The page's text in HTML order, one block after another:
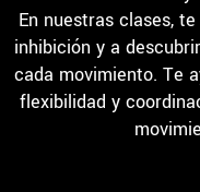
En nuestras clases,
inhibición y a
cada movimiento. Te
flexibilidad y